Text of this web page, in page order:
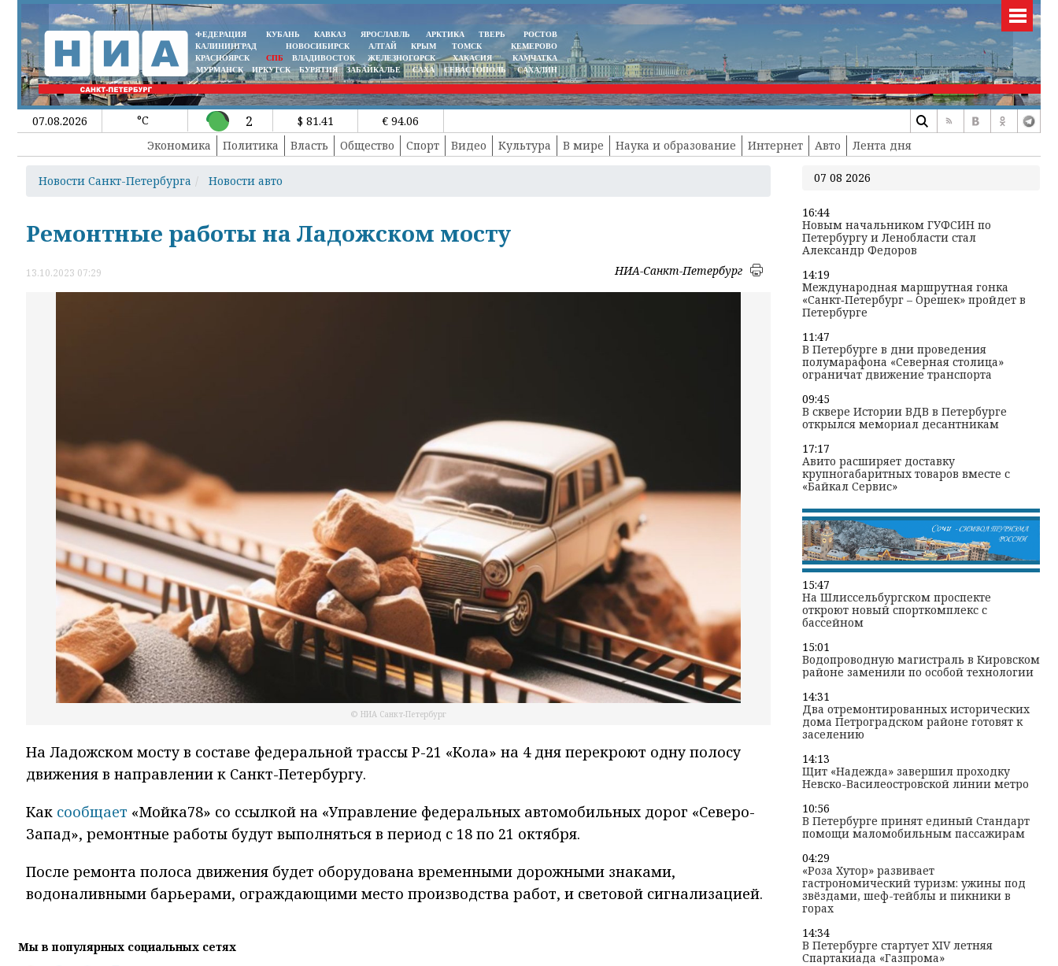
ФЕДЕРАЦИЯ КУБАНЬ КАВКАЗ ЯРОСЛАВЛЬ АРКТИКА ТВЕРЬ
РОСТОВ
КАЛИНИНГРАД
НОВОСИБИРСК АЛТАЙ КРЫМ ТОМСК
КЕМЕРОВО
КРАСНОЯРСК
СПБ ВЛАДИВОСТОК ЖЕЛЕЗНОГОРСК ХАКАСИЯ
КАМЧАТКА
МУРМАНСК
ИРКУТСК БУРЯТИЯ ЗАБАЙКАЛЬЕ САХА СЕВАСТОПОЛЬ САХАЛИН
07.08.2026 °C 2 $ 81.41
€ 94.06
Экономика
Политика Власть Общество Спорт Видео Культура В мире Наука и образование Интернет Авто Лента дня
Новости Санкт-Петербурга Новости авто
Ремонтные работы на Ладожском мосту
13.10.2023 07:29 НИА-Санкт-Петербург
© НИА Санкт-Петербург
На Ладожском мосту в составе федеральной трассы Р-21 «Кола» на 4 дня перекроют одну полосу
движения в направлении к Санкт-Петербургу.
Как сообщает «Мойка78» со ссылкой на «Управление федеральных автомобильных дорог «Северо-
Запад», ремонтные работы будут выполняться в период с 18 по 21 октября.
После ремонта полоса движения будет оборудована временными дорожными знаками,
водоналивными барьерами, ограждающими место производства работ, и световой сигнализацией.
Мы в популярных социальных сетях
07 08 2026
16:44
Новым начальником ГУФСИН по
Петербургу и Ленобласти стал
Александр Федоров
14:19
Международная маршрутная гонка
«Санкт‑Петербург – Орешек» пройдет в
Петербурге
11:47
В Петербурге в дни проведения
полумарафона «Северная столица»
ограничат движение транспорта
09:45
В сквере Истории ВДВ в Петербурге
открылся мемориал десантникам
17:17
Авито расширяет доставку
крупногабаритных товаров вместе с
«Байкал Сервис»
15:47
На Шлиссельбургском проспекте
откроют новый спорткомплекс с
бассейном
15:01
Водопроводную магистраль в Кировском
районе заменили по особой технологии
14:31
Два отремонтированных исторических
дома Петроградском районе готовят к
заселению
14:13
Щит «Надежда» завершил проходку
Невско-Василеостровской линии метро
10:56
В Петербурге принят единый Стандарт
помощи маломобильным пассажирам
04:29
«Роза Хутор» развивает
гастрономический туризм: ужины под
звёздами, шеф-тейблы и пикники в
горах
14:34
В Петербурге стартует XIV летняя
Спартакиада «Газпрома»